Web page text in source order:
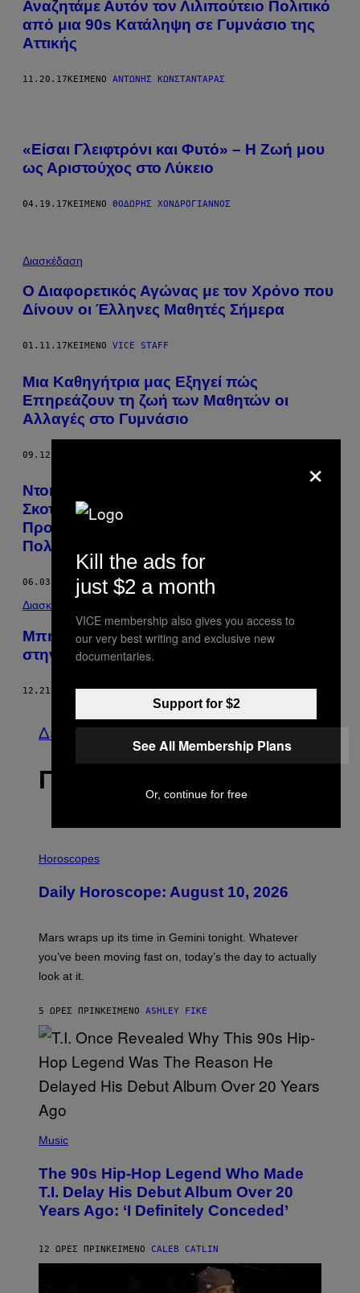
Αναζητάμε Αυτόν τον Λιλιπούτειο Πολιτικό
από μια 90s Κατάληψη σε Γυμνάσιο της
Αττικής
11.20.17 ΚΕΊΜΕΝΟ ΑΝΤΏΝΗΣ ΚΩΝΣΤΑΝΤΆΡΑΣ
«Είσαι Γλειφτρόνι και Φυτό» – Η Ζωή μου
ως Αριστούχος στο Λύκειο
04.19.17ΚΕΊΜΕΝΟ ΘΟΔΩΡΉΣ ΧΟΝΔΡΌΓΙΑΝΝΟΣ
Διασκέδαση
Ο Διαφορετικός Αγώνας με τον Χρόνο που
Δίνουν οι Έλληνες Μαθητές Σήμερα
01.11.17 ΚΕΊΜΕΝΟ VICE STAFF
Μια Καθηγήτρια μας Εξηγεί πώς
Επηρεάζουν τη ζωή των Μαθητών οι
Αλλαγές στο Γυμνάσιο
09.12.16
Ντοκουμέντο από το 2009 Δείχνει πως
Σκοτεινοί Ανθελληνικοί Κύκλοι
Προωθούσαν την Κατάργηση των Αρχαίων
Πολύ Πριν τον Φίλη
06.03.16 ΚΕΊΜΕΝΟ ΓΙΆΝΝΗΣ ΜΑΚΡΟΓΙΑΝΝΈΛΗΣ
Διασκέδαση
Μπήκαμε στο Πρώτο Ελληνικό Σχολείο
στην Ίμβρο Μετά από Μισό Αιώνα
12.21.15 ΚΕΊΜΕΝΟVICE STAFF
Δείτε τα όλα
ΠΡΟΣΦΑΤΑ
L
S
T
I
O
N
R
E
E
A
Horoscopes
Daily Horoscope: August 10, 2026
Mars wraps up its time in Gemini tonight. Whatever
you’ve been moving fast on, today’s the day to actually
look at it.
5 ΏΡΕΣ ΠΡΙΝΚΕΊΜΕΝΟ ASHLEY FIKE
P
O
B
Y
H
Music
The 90s Hip-Hop Legend Who Made
T.I. Delay His Debut Album Over 20
Years Ago: ‘I Definitely Conceded’
12 ΏΡΕΣ ΠΡΙΝΚΕΊΜΕΝΟ CALEB CATLIN
×
Kill the ads for
just $2 a month
VICE membership also gives you access to
our very best writing and exclusive new
documentaries.
Support for $2
See All Membership Plans
Or, continue for free